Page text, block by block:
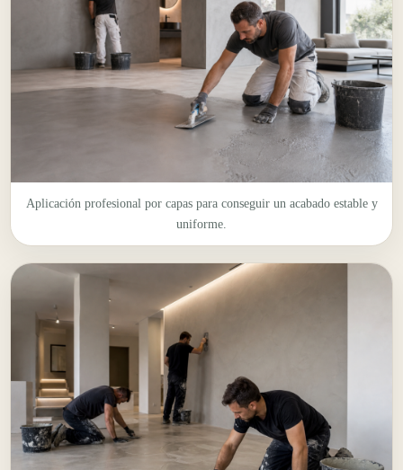
Aplicación profesional por capas para conseguir un acabado estable y
uniforme.